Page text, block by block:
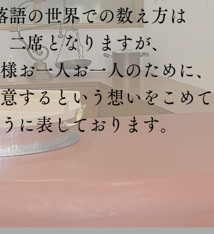
語の世界での数え方は
二席となりますが、
お一人お一人のために、
するという想いをこめて
に表しております。